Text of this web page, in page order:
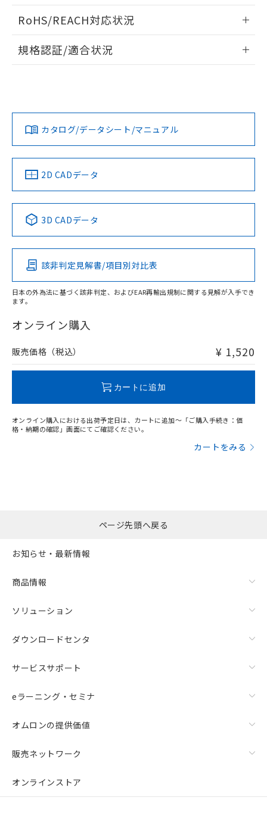
ドすることができます。
ログイン/会員登録
ダウンロードデータをご利用いただく前に、以下を必ずお読
みください。
ソフトウェアの使用条件
RoHS/REACH対応状況
EU RoHS 注意事項・凡例
対応済み
中国 RoHS 注意事項・凡例
Pb Hg Cd Cr(VI)
O
在庫等で未対応品が混在する可能性があります。
問い合わせください。
規格認証/適合状況
カタログ/データシート/マニュアル
2D CADデータ
3D CADデータ
該非判定見解書/項目別対比表
日本の外為法に基づく該非判定、およびEAR再輸出規制に関する見解が入手でき
ます。
オンライン購入
販売価格（税込） ¥ 1,520
カートに追加
オンライン購入における出荷予定日は、カートに追加～「ご購入手続き：価
格・納期の確認」画面にてご確認ください。
カートをみる
ものではありません。
また、RoHS指令のフタル酸エステル類４
物質の対応では、対応完了までの期間は出
欄に対応日を記載しておりました。
既に当社にて対応品への在庫切替を完了
ページ先頭へ戻る
お知らせ・最新情報
商品情報
ソリューション
ダウンロードセンタ
サービスサポート
eラーニング・セミナ
オムロンの提供価値
販売ネットワーク
オンラインストア